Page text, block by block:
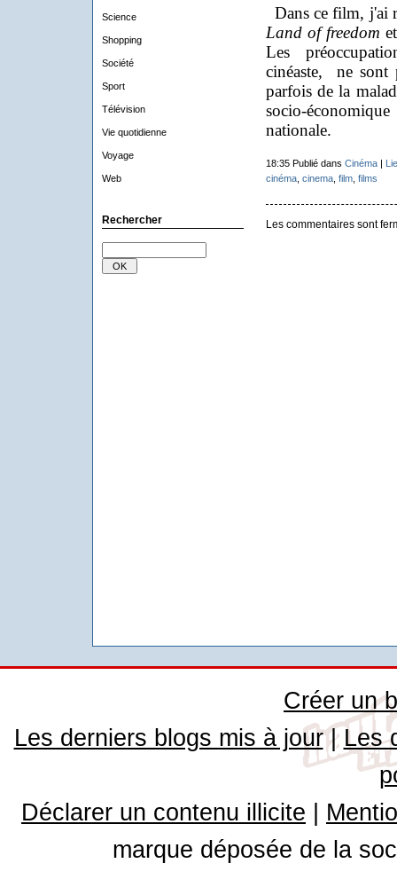
Science
Shopping
Société
Sport
Télévision
Vie quotidienne
Voyage
Web
Rechercher
Dans ce film, j'ai
Land of freedom
Les
cinéaste, ne sont
parfois de la
socio-
nationale.
18:35 Publié dans Cinéma|
cinéma, cinema, film, films
Les commentaires sont
Créer un
Les derniers blogs mis à jour| Les
Déclarer un contenu illicite
marque déposée de la